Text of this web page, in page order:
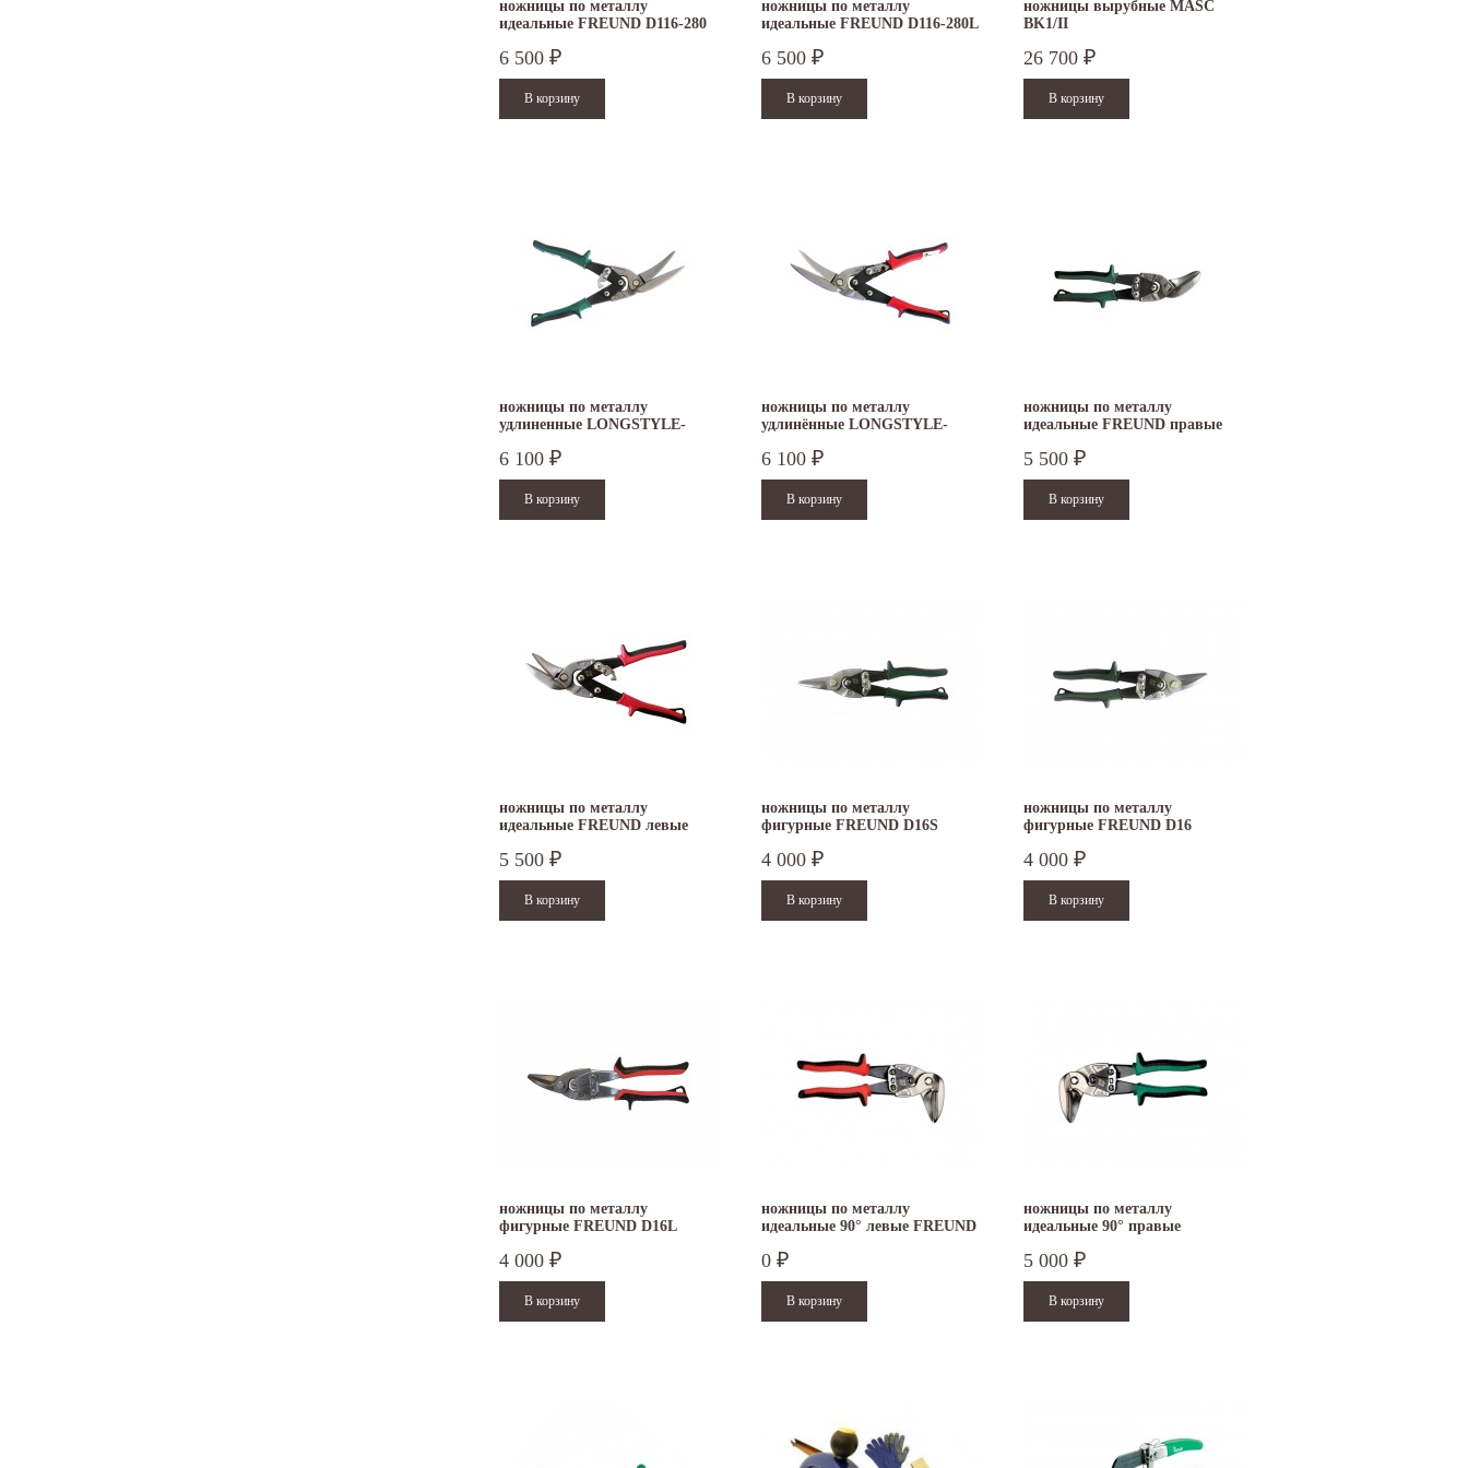
ножницы по металлу
идеальные FREUND D116-280
6 500 ₽
ножницы по металлу
идеальные FREUND D116-280L
6 500 ₽
ножницы вырубные MASC
BK1/II
26 700 ₽
ножницы по металлу
удлиненные LONGSTYLE-
6 100 ₽
ножницы по металлу
удлинённые LONGSTYLE-
6 100 ₽
ножницы по металлу
идеальные FREUND правые
5 500 ₽
ножницы по металлу
идеальные FREUND левые
5 500 ₽
ножницы по металлу
фигурные FREUND D16S
4 000 ₽
ножницы по металлу
фигурные FREUND D16
4 000 ₽
ножницы по металлу
фигурные FREUND D16L
4 000 ₽
ножницы по металлу
идеальные 90° левые FREUND
0 ₽
ножницы по металлу
идеальные 90° правые
5 000 ₽